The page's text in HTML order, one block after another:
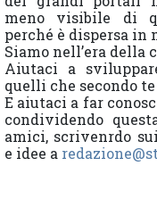
meno visibile di
perché è dispersa in
Siamo nell’era della
Aiutaci a
quelli che secondo
E aiutaci a far
condividendo
amici, scrivenrdo
e idee a